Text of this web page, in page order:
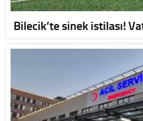
Bilecik’te sinek istilası!